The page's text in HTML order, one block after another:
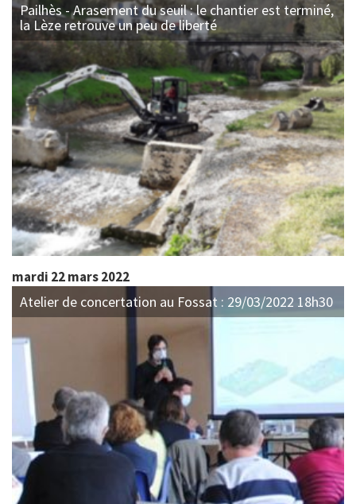
Pailhès - Arasement du seuil : le chantier est terminé,
la Lèze retrouve un peu de liberté
mardi 22 mars 2022
Atelier de concertation au Fossat : 29/03/2022 18h30